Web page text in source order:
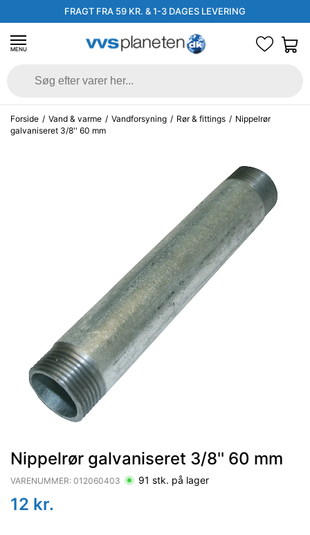
FRAGT FRA 59 KR. & 1-3 DAGES LEVERING
MENU
Forside / Vand & varme / Vandforsyning / Rør & fittings / Nippelrør
galvaniseret 3/8'' 60 mm
Nippelrør galvaniseret 3/8'' 60 mm
VARENUMMER: 012060403 91 stk. på lager
12 kr.